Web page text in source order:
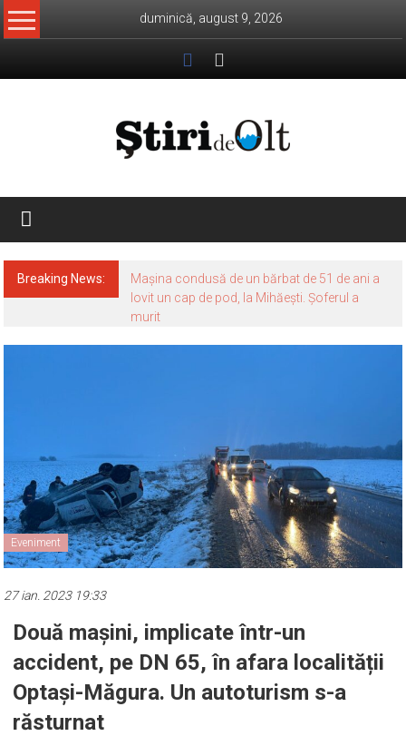
Skip
to
duminică, august 9, 2026
Știri
de
Olt
Breaking News:
Mașina condusă de un bărbat de 51 de ani a
lovit un cap de pod, la Mihăești. Șoferul a
murit
Eveniment
27 ian. 2023 19:33
Două mașini, implicate într-un
accident, pe DN 65, în afara localității
Optași-Măgura. Un autoturism s-a
răsturnat